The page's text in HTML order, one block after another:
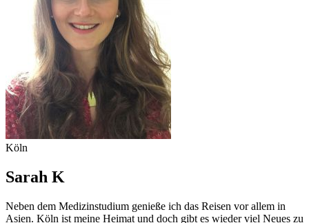
Köln
Sarah K
Neben dem Medizinstudium genieße ich das Reisen vor allem in
Asien. Köln ist meine Heimat und doch gibt es wieder viel Neues zu